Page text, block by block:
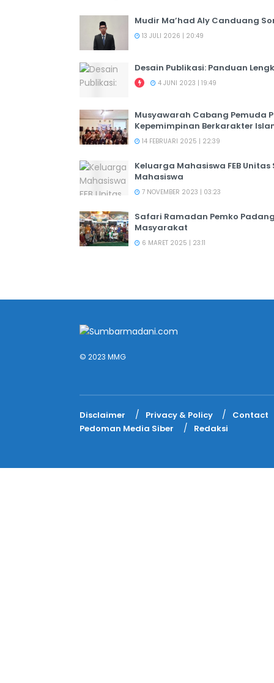
Mudir Ma’had Aly Canduang
13 JULI 2026 | 20:49
Desain Publikasi: Panduan
4 JUNI 2023 | 19:49
Musyawarah Cabang Pemuda
Kepemimpinan Berkarakter
14 FEBRUARI 2025 | 22:39
Keluarga Mahasiswa FEB
Mahasiswa
7 NOVEMBER 2023 | 03:23
Safari Ramadan Pemko
Masyarakat
6 MARET 2025 | 23:11
© 2023 MMG
Disclaimer Privacy & Policy
Contact
Pedoman Media Siber
Redaksi